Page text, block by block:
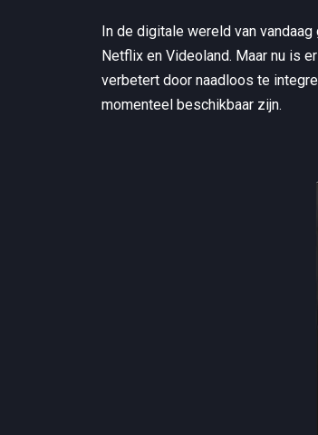
In de digitale wereld van
Netflix en Videoland. Maar nu is
verbetert door naadloos te
momenteel beschikbaar zijn.